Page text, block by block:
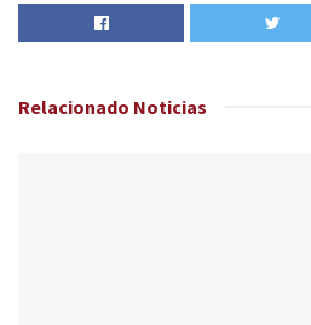
Relacionado Noticias